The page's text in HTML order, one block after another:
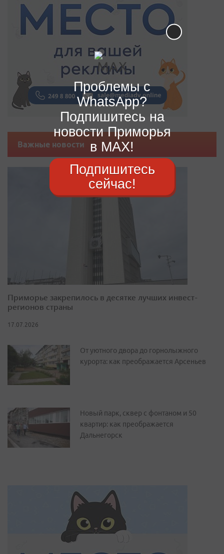
Важные новости
Приморье закрепилось в десятке лучших инвест-
регионов страны
17.07.2026
От уютного двора до горнолыжного
курорта: как преображается Арсеньев
Новый парк, сквер с фонтаном и 50
квартир: как преображается
Дальнегорск
Проблемы с
WhatsApp?
Подпишитесь на
новости Приморья
в MAX!
Подпишитесь
сейчас!